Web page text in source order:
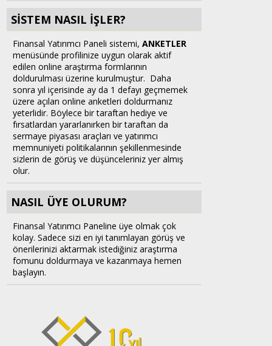
SİSTEM NASIL İŞLER?
Finansal Yatırımcı Paneli sistemi, ANKETLER
menüsünde profilinize uygun olarak aktif
edilen online araştırma formlarının
doldurulması üzerine kurulmuştur. Daha
sonra yıl içerisinde ay da 1 defayı geçmemek
üzere açılan online anketleri doldurmanız
yeterlidir. Böylece bir taraftan hediye ve
fırsatlardan yararlanırken bir taraftan da
sermaye piyasası araçları ve yatırımcı
memnuniyeti politikalarının şekillenmesinde
sizlerin de görüş ve düşünceleriniz yer almış
olur.
NASIL ÜYE OLURUM?
Finansal Yatırımcı Paneline üye olmak çok
kolay. Sadece sizi en iyi tanımlayan görüş ve
önerilerinizi aktarmak istediğiniz araştırma
fomunu doldurmaya ve kazanmaya hemen
başlayın.